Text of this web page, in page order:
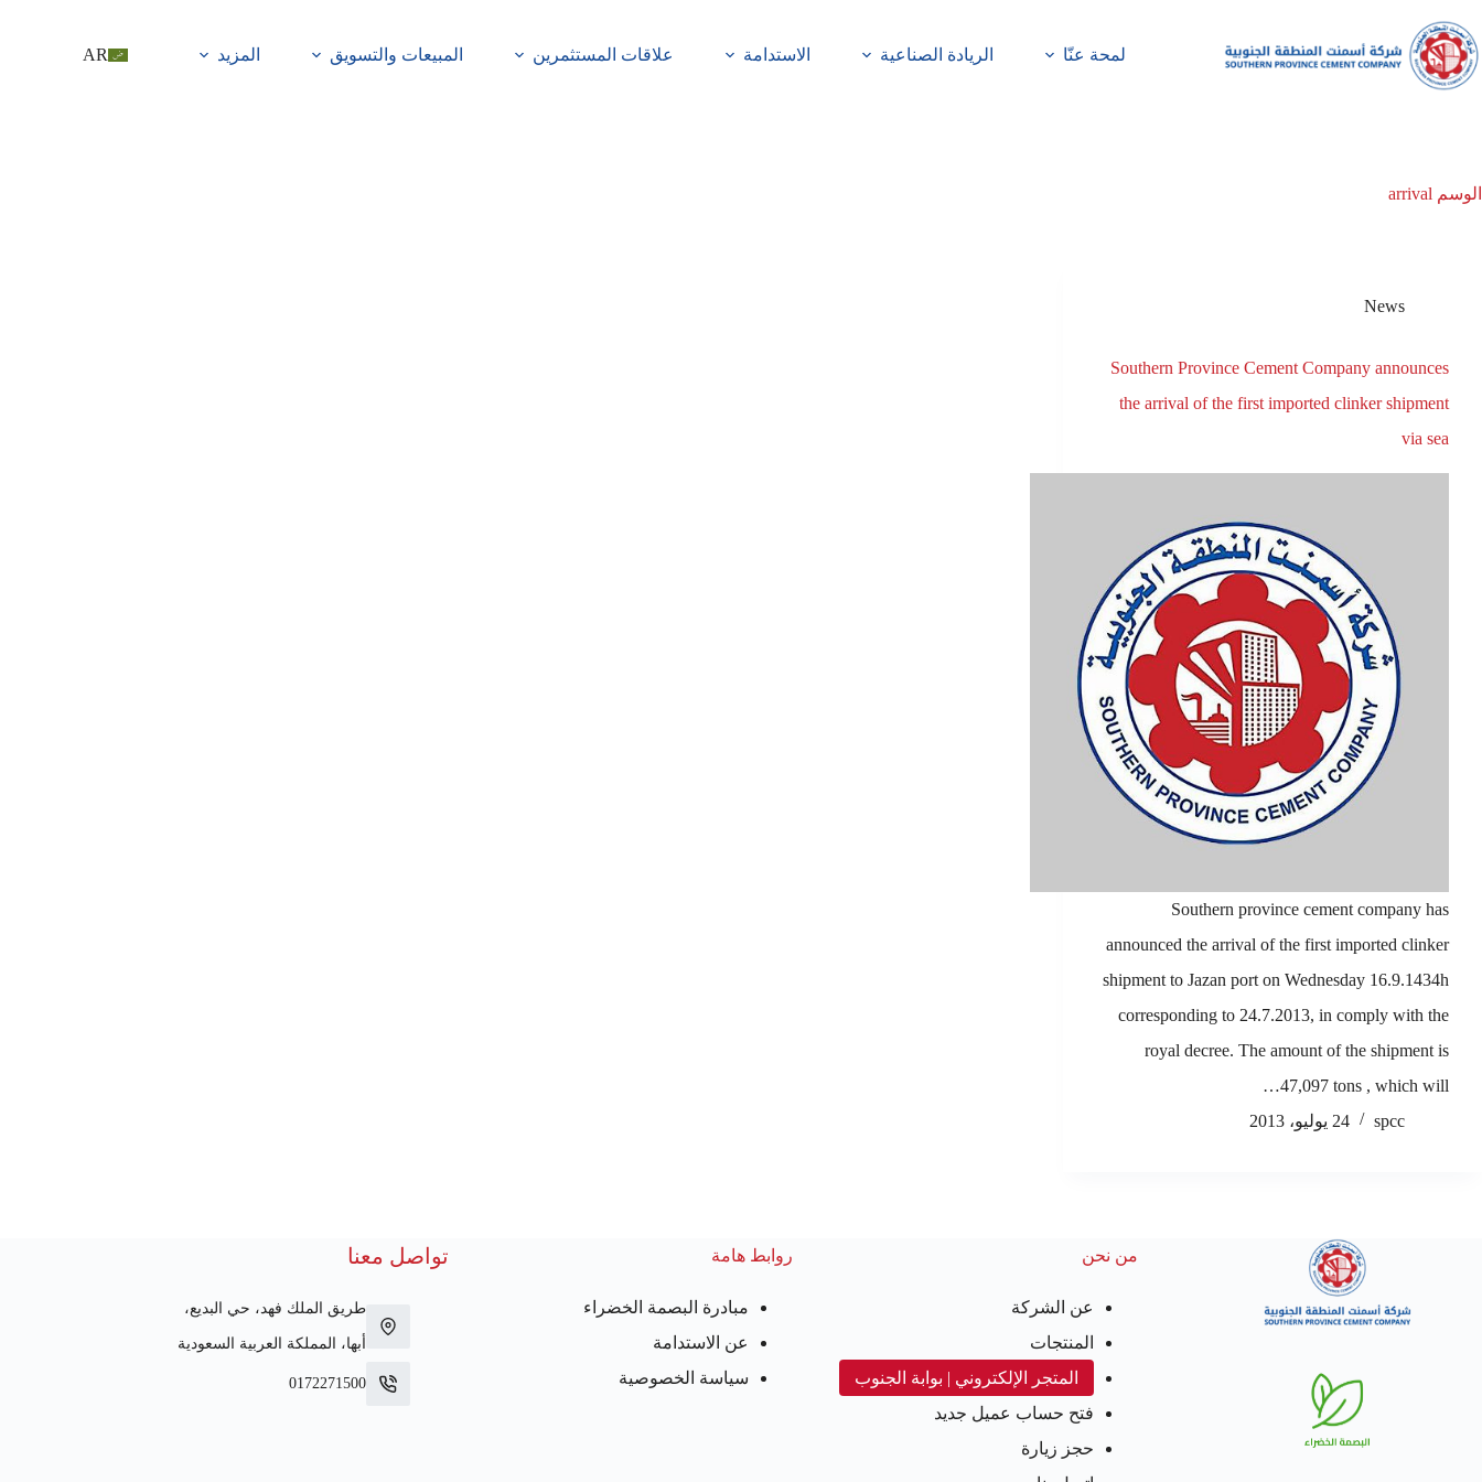
لمحة عنّا الريادة الصناعية الاستدامة علاقات المستثمرين المبيعات والتسويق المزيد AR
الوسم
News
Southern Province Cement Company announces
the arrival of the first imported clinker shipment
via sea
Southern province cement company has
announced the arrival of the first imported clinker
shipment to Jazan port on Wednesday 16.9.1434h
corresponding to 24.7.2013, in comply with the
royal decree. The amount of the shipment is
47,097 tons , which will…
spcc
24 يوليو، 2013
من نحن
عن الشركة
المنتجات
المتجر الإلكتروني | بوابة الجنوب
فتح حساب عميل جديد
حجز زيارة
روابط هامة
مبادرة البصمة الخضراء
عن الاستدامة
سياسة الخصوصية
تواصل معنا
طريق الملك فهد، حي البديع،
أبها، المملكة العربية السعودية
0172271500